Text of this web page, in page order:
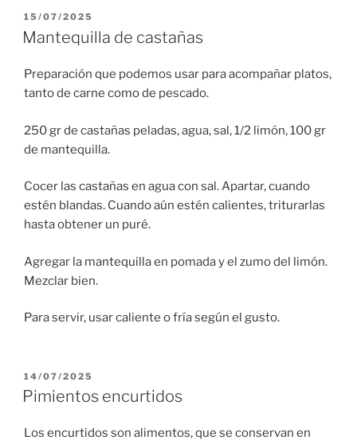
PUBLICADO
EL
15/07/2025
Mantequilla de castañas
Preparación que podemos usar para acompañar platos,
tanto de carne como de pescado.
250 gr de castañas peladas, agua, sal, 1/2 limón, 100 gr
de mantequilla.
Cocer las castañas en agua con sal. Apartar, cuando
estén blandas. Cuando aún estén calientes, triturarlas
hasta obtener un puré.
Agregar la mantequilla en pomada y el zumo del limón.
Mezclar bien.
Para servir, usar caliente o fría según el gusto.
PUBLICADO
EL
14/07/2025
Pimientos encurtidos
Los encurtidos son alimentos, que se conservan en